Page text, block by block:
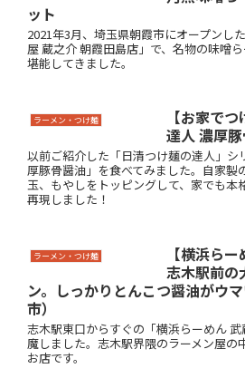
ット
2021年3月、埼玉県朝霞市にオープンし
屋 蔵之介 朝霞田島店」で、名物の味噌
堪能してきました。
ラーメン・つけ麺
【お家で
達人 濃厚
以前ご紹介した「日清つけ麺の達人」シ
厚豚骨醤油」を食べてみました。自家製
玉、もやしをトッピングして、家でも本
再現しました！
ラーメン・つけ麺
【横浜ら
志木駅前の
ン。しっかりとんこつ醤油がウ
市）
志木駅東口からすぐの「横浜らーめん
魔しました。志木駅界隈のラーメン屋の
お店です。